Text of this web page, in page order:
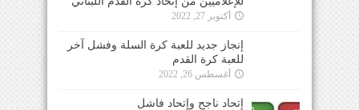
أكتوبر 27, 2022
إنجاز جديد للعبة كرة السلة وفشل آخر
للعبة كرة القدم
أغسطس 26, 2022
إتحاد ناجح وإتحاد فاشل